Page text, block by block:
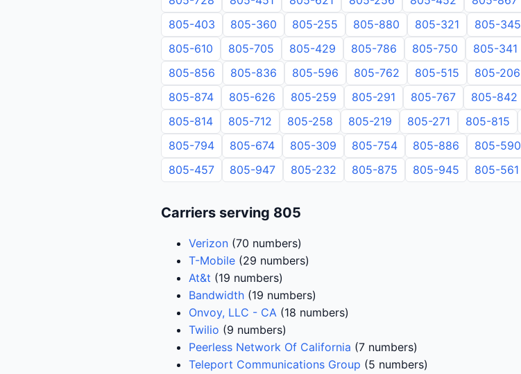
805-403
805-360 805-255 805-880 805-321 805-345
805-610
805-705 805-429 805-786 805-750 805-341
805-856
805-836 805-596 805-762 805-515 805-206
805-874
805-626 805-259 805-291 805-767 805-842
805-814
805-712 805-258 805-219 805-271 805-815
805-794
805-674 805-309 805-754 805-886 805-590
805-457
805-947 805-232 805-875 805-945 805-561
Carriers serving 805
Verizon (70 numbers)
T-Mobile (29 numbers)
At&t (19 numbers)
Bandwidth (19 numbers)
Onvoy, LLC - CA (18 numbers)
Twilio (9 numbers)
Peerless Network Of California (7 numbers)
Teleport Communications Group (5 numbers)